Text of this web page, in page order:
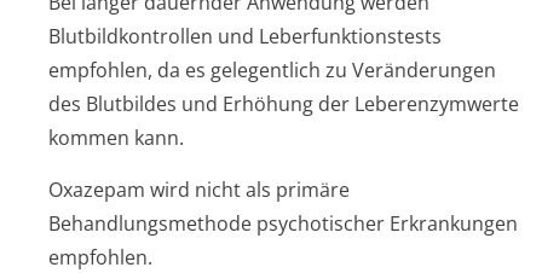
Blutbildkontrollen und Leberfunktionstests
empfohlen, da es gelegentlich zu Veränderungen
des Blutbildes und Erhöhung der Leberenzymwerte
kommen kann.
Oxazepam wird nicht als primäre
Behandlungsmethode psychotischer Erkrankungen
empfohlen.